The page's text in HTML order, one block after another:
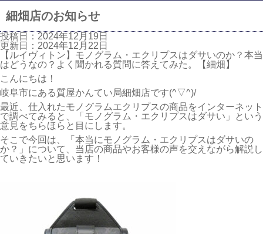
細畑店のお知らせ
投稿日：2024年12月19日
更新日：2024年12月22日
【ルイヴィトン】モノグラム・エクリプスはダサいのか？本当
はどうなの？よく聞かれる質問に答えてみた。【細畑】
こんにちは！
岐阜市にある質屋かんてい局細畑店です(^▽^)/
最近、仕入れたモノグラムエクリプスの商品をインターネット
で調べてみると、「モノグラム・エクリプスはダサい」という
意見をちらほらと目にします。
そこで今回は、「本当にモノグラム・エクリプスはダサいの
か？」について、当店の商品やお客様の声を交えながら解説し
ていきたいと思います！